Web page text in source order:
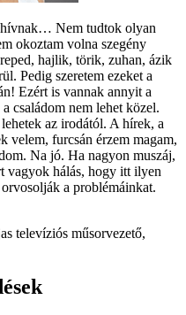
Nem tudtok olyan
okoztam volna szegény
hajlik, törik, zuhan, ázik
Pedig szeretem ezeket a
Ezért is vannak annyit a
családom nem lehet közel.
az irodától. A hírek, a
velem, furcsán érzem magam,
Na jó. Ha nagyon muszáj,
vagyok hálás, hogy itt ilyen
a problémáinkat.
televíziós műsorvezető,